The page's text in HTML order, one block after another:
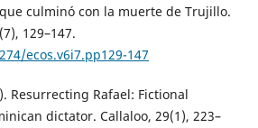
culminó con la muerte de Trujillo.
129–147.
ecos.v6i7.pp129-147
Resurrecting Rafael: Fictional
dictator. Callaloo, 29(1), 223–